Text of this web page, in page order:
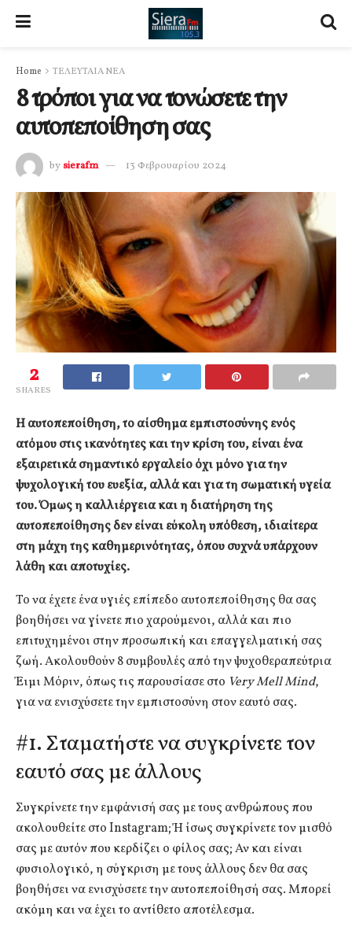
Home ΤΕΛΕΥΤΑΙΑ ΝΕΑ
8 τρόποι για να τονώσετε την
αυτοπεποίθηση σας
by sierafm 13 Φεβρουαρίου 2024
2
SHARES
Η αυτοπεποίθηση, το αίσθημα εμπιστοσύνης ενός
ατόμου στις ικανότητες και την κρίση του, είναι ένα
εξαιρετικά σημαντικό εργαλείο όχι μόνο για την
ψυχολογική του ευεξία, αλλά και για τη σωματική υγεία
του. Όμως η καλλιέργεια και η διατήρηση της
αυτοπεποίθησης δεν είναι εύκολη υπόθεση, ιδιαίτερα
στη μάχη της καθημερινότητας, όπου συχνά υπάρχουν
λάθη και αποτυχίες.
Το να έχετε ένα υγιές επίπεδο αυτοπεποίθησης θα σας
βοηθήσει να γίνετε πιο χαρούμενοι, αλλά και πιο
επιτυχημένοι στην προσωπική και επαγγελματική σας
ζωή. Ακολουθούν 8 συμβουλές από την ψυχοθεραπεύτρια
Έιμι Μόριν, όπως τις παρουσίασε στο Very Mell Μind,
για να ενισχύσετε την εμπιστοσύνη στον εαυτό σας.
#1. Σταματήστε να συγκρίνετε τον
εαυτό σας με άλλους
Συγκρίνετε την εμφάνισή σας με τους ανθρώπους που
ακολουθείτε στο Instagram; Ή ίσως συγκρίνετε τον μισθό
σας με αυτόν που κερδίζει ο φίλος σας; Αν και είναι
φυσιολογικό, η σύγκριση με τους άλλους δεν θα σας
βοηθήσει να ενισχύσετε την αυτοπεποίθησή σας. Μπορεί
ακόμη και να έχει το αντίθετο αποτέλεσμα.